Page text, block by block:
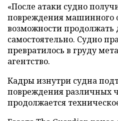
«После атаки судно
повреждения машинного
возможности продолжать
самостоятельно. Судно
превратилось в груду
агентство.
Кадры изнутри судна
повреждения различных
продолжается